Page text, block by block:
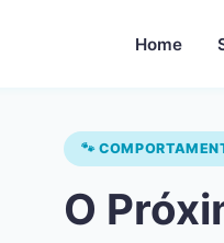
Home
🐾
O